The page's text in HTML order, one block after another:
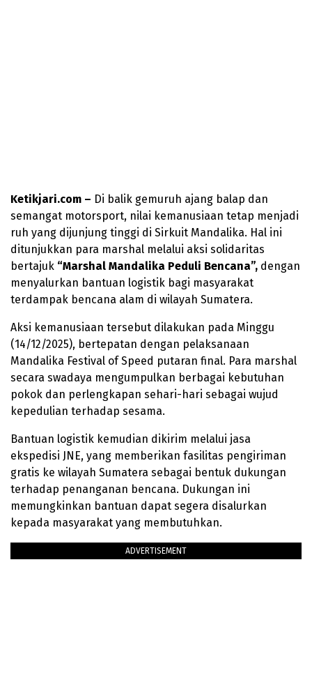
Ketikjari.com – Di balik gemuruh ajang balap dan
semangat motorsport, nilai kemanusiaan tetap menjadi
ruh yang dijunjung tinggi di Sirkuit Mandalika. Hal ini
ditunjukkan para marshal melalui aksi solidaritas
bertajuk “Marshal Mandalika Peduli Bencana”, dengan
menyalurkan bantuan logistik bagi masyarakat
terdampak bencana alam di wilayah Sumatera.
Aksi kemanusiaan tersebut dilakukan pada Minggu
(14/12/2025), bertepatan dengan pelaksanaan
Mandalika Festival of Speed putaran final. Para marshal
secara swadaya mengumpulkan berbagai kebutuhan
pokok dan perlengkapan sehari-hari sebagai wujud
kepedulian terhadap sesama.
Bantuan logistik kemudian dikirim melalui jasa
ekspedisi JNE, yang memberikan fasilitas pengiriman
gratis ke wilayah Sumatera sebagai bentuk dukungan
terhadap penanganan bencana. Dukungan ini
memungkinkan bantuan dapat segera disalurkan
kepada masyarakat yang membutuhkan.
ADVERTISEMENT